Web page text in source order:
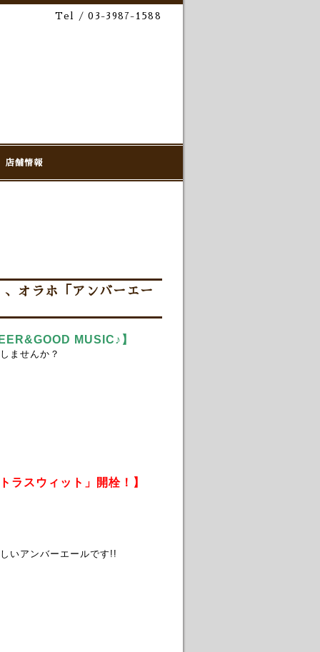
Tel / 03-3987-1588
店舗情報
オラホ「アンバーエー
MUSIC♪】
ませんか？
ラスウィット」開栓！】
いアンバーエールです!!